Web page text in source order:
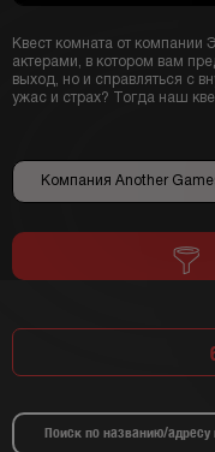
Квест комната от компании
актерами, в котором вам
выход, но и справляться с
ужас и страх? Тогда наш
Компания Another